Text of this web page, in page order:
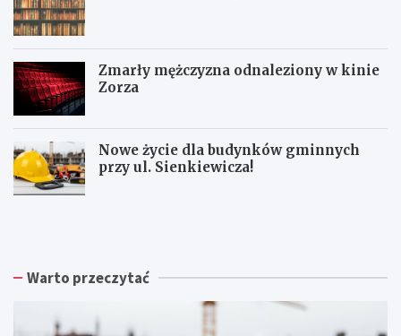
Zmarły mężczyzna odnaleziony w kinie
Zorza
Nowe życie dla budynków gminnych
przy ul. Sienkiewicza!
Z
k
W
z
W
z Warto przeczytać